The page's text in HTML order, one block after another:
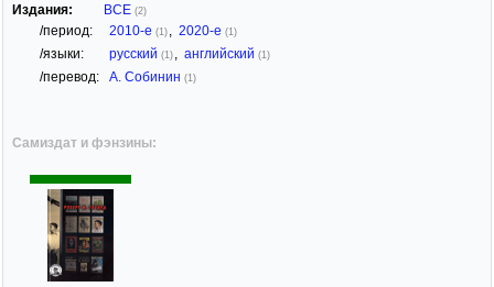
Издания: ВСЕ (2)
/период: 2010-е (1) 2020-е (1)
/языки: русский (1) английский (1)
/перевод: А. Собинин (1)
Самиздат и фэнзины: